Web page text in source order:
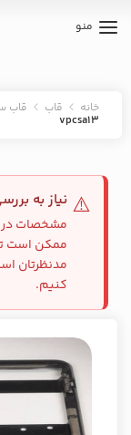
منو
خانه قاب قاب
vpcsa13
⚠️ نیاز به
مشخصات
ممکن است
مدنظرتان
کنیم.